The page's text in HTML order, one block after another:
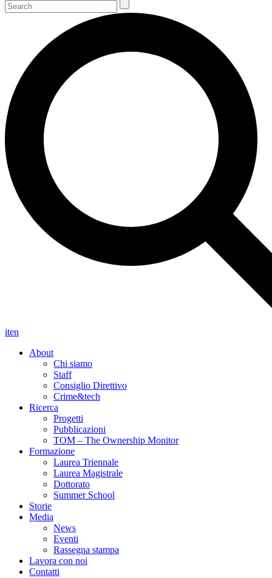
iten
About
Chi siamo
Staff
Consiglio Direttivo
Crime&tech
Ricerca
Progetti
Pubblicazioni
TOM – The Ownership Monitor
Formazione
Laurea Triennale
Laurea Magistrale
Dottorato
Summer School
Storie
Media
News
Eventi
Rassegna stampa
Lavora con noi
Contatti